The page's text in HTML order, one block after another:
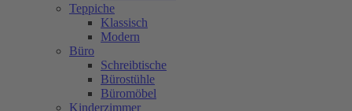
Teppiche
Klassisch
Modern
Büro
Schreibtische
Bürostühle
Büromöbel
Kinderzimmer